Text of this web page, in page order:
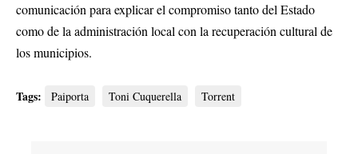
comunicación para explicar el compromiso tanto del Estado
como de la administración local con la recuperación cultural de
los municipios.
Tags: Paiporta Toni Cuquerella Torrent